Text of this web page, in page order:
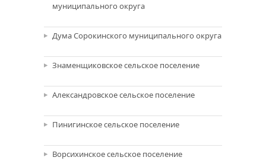
муниципального округа
Дума Сорокинского муниципального округа
Знаменщиковское сельское поселение
Александровское сельское поселение
Пинигинское сельское поселение
Ворсихинское сельское поселение